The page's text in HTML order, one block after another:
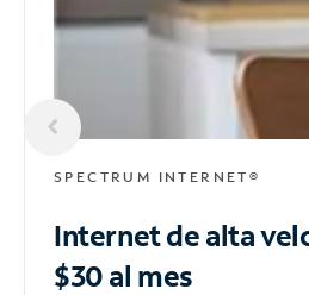
SPECTRUM INTERNET®
Internet de alta
$30 al mes